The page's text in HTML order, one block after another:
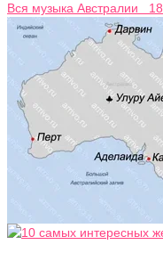
Вся музыка Австралии 18